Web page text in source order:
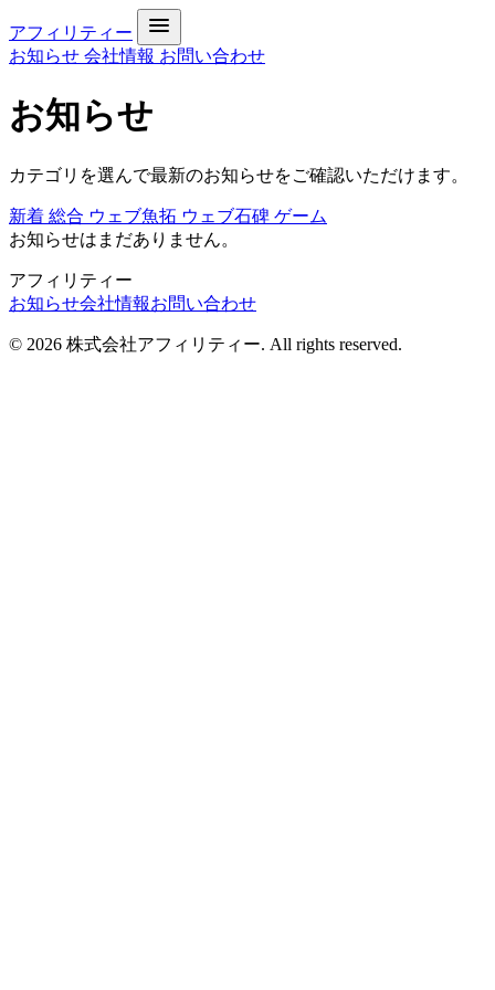
アフィリティー
お知らせ 会社情報 お問い合わせ
お知らせ
カテゴリを選んで最新のお知らせをご確認いただけます。
新着 総合 ウェブ魚拓 ウェブ石碑 ゲーム
お知らせはまだありません。
アフィリティー
お知らせ会社情報お問い合わせ
© 2026 株式会社アフィリティー. All rights reserved.